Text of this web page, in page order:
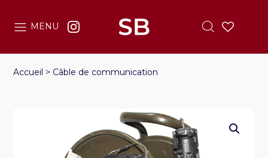
MENU
Accueil > Câble de communication